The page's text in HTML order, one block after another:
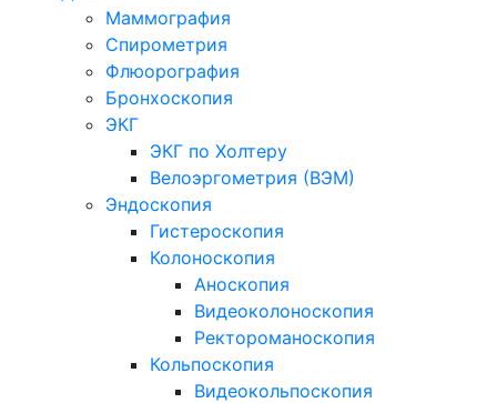
Маммография
Спирометрия
Флюорография
Бронхоскопия
ЭКГ
ЭКГ по Холтеру
Велоэргометрия (ВЭМ)
Эндоскопия
Гистероскопия
Колоноскопия
Аноскопия
Видеоколоноскопия
Ректороманоскопия
Кольпоскопия
Видеокольпоскопия